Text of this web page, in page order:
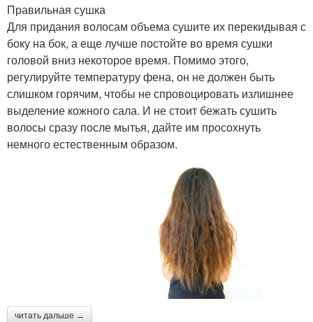
Правильная сушка
Для придания волосам объема сушите их перекидывая с
боку на бок, а еще лучше постойте во время сушки
головой вниз некоторое время. Помимо этого,
регулируйте температуру фена, он не должен быть
слишком горячим, чтобы не спровоцировать излишнее
выделение кожного сала. И не стоит бежать сушить
волосы сразу после мытья, дайте им просохнуть
немного естественным образом.
читать дальше →